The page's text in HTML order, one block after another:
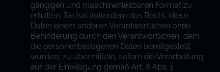
gängigen und maschinenlesbaren Format zu
erhalten. Sie hat außerdem das Recht, diese
Daten einem anderen Verantwortlichen ohne
Behinderung durch den Verantwortlichen, dem
die personenbezogenen Daten bereitgestellt
wurden, zu übermitteln, sofern die Verarbeitung
auf der Einwilligung gemäß Art. 6 Abs. 1